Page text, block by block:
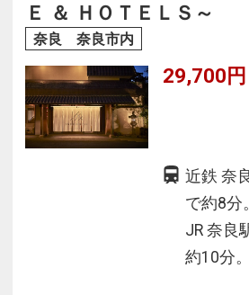
Ｅ ＆ ＨＯＴＥＬＳ～
奈良 奈良市内
29,700
近鉄 奈
で約8分。
JR 奈良
約10分。